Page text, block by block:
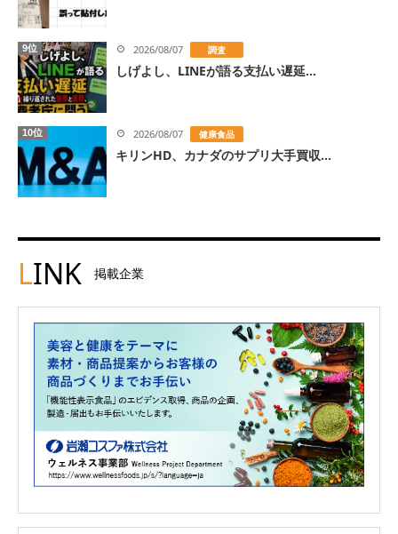
9位 2026/08/07 調査
しげよし、LINEが語る支払い遅延...
10位 2026/08/07 健康食品
キリンHD、カナダのサプリ大手買収...
LINK 掲載企業